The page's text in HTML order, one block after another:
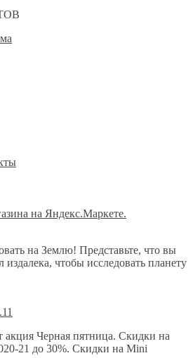
на Землю! Представьте, что вы
издалека, чтобы исследовать планету
акция Черная пятница. Скидки на
21 до 30%. Скидки на Mini